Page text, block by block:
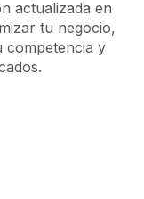
actualizada en
tu negocio,
competencia y